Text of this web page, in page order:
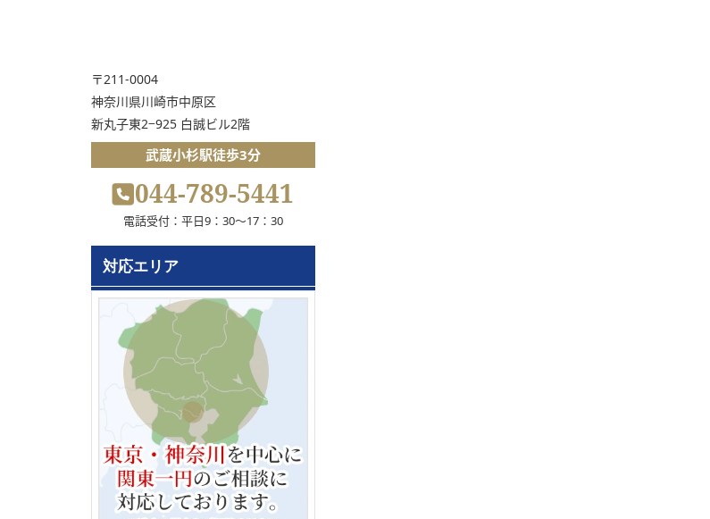
〒211-0004
神奈川県川崎市中原区
新丸子東2−925 白誠ビル2階
武蔵小杉駅徒歩3分
044-789-5441
電話受付：平日9：30～17：30
対応エリア